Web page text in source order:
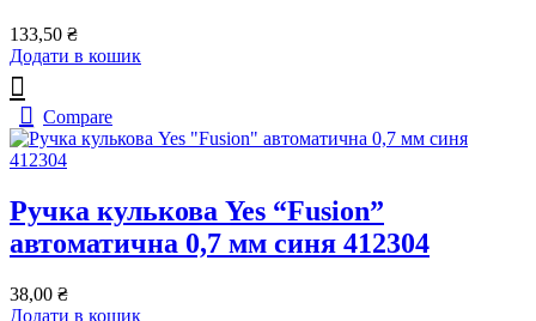
133,50 ₴
Додати в кошик
Compare
Ручка кулькова Yes “Fusion”
автоматична 0,7 мм синя 412304
38,00 ₴
Додати в кошик